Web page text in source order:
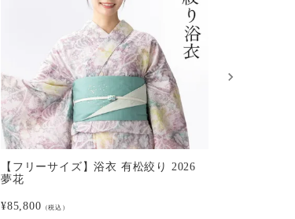
【フリーサイズ】浴衣 有松絞り 2026
夢花
¥85,800 （税込）